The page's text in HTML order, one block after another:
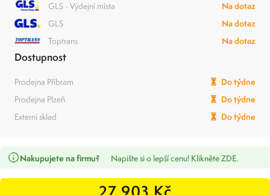
GLS - Výdejní místa
Na dotaz
GLS
Na dotaz
Toptrans
Na dotaz
Dostupnost
Prodejna Příbram
Do týdne
Prodejna Plzeň
Do týdne
Externí sklad
Do týdne
Nakupujete na firmu? Napište si o lepší cenu! Klikněte ZDE.